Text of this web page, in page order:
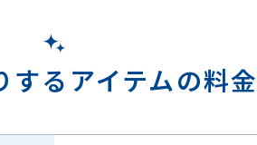
するアイテムの料